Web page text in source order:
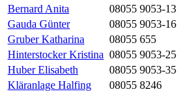
Bernard Anita
08055 9053-13
Gauda Günter
08055 9053-16
Gruber Katharina
08055 655
Hinterstocker Kristina 08055 9053-25
Huber Elisabeth
08055 9053-35
Kläranlage Halfing
08055 8246